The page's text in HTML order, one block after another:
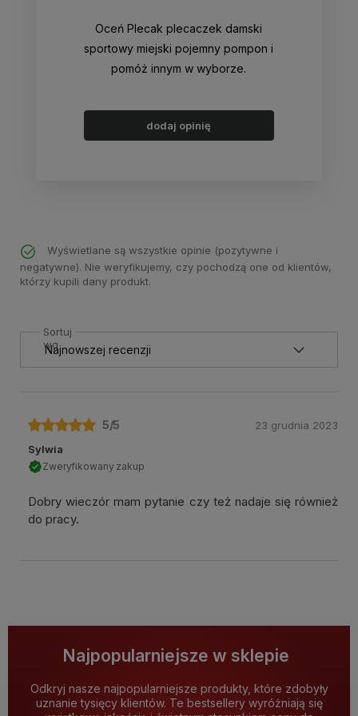
Oceń Plecak plecaczek damski
sportowy miejski pojemny pompon i
pomóż innym w wyborze.
dodaj opinię
Wyświetlane są wszystkie opinie (pozytywne i
negatywne). Nie weryfikujemy, czy pochodzą one od klientów,
którzy kupili dany produkt.
Sortuj
wg
5/5
Sylwia
Zweryfikowany zakup
Dobry wieczór mam pytanie czy też nadaje się również
do pracy.
23 grudnia 2023
Najpopularniejsze w sklepie
Odkryj nasze najpopularniejsze produkty, które zdobyły
uznanie tysięcy klientów. Te bestsellery wyróżniają się